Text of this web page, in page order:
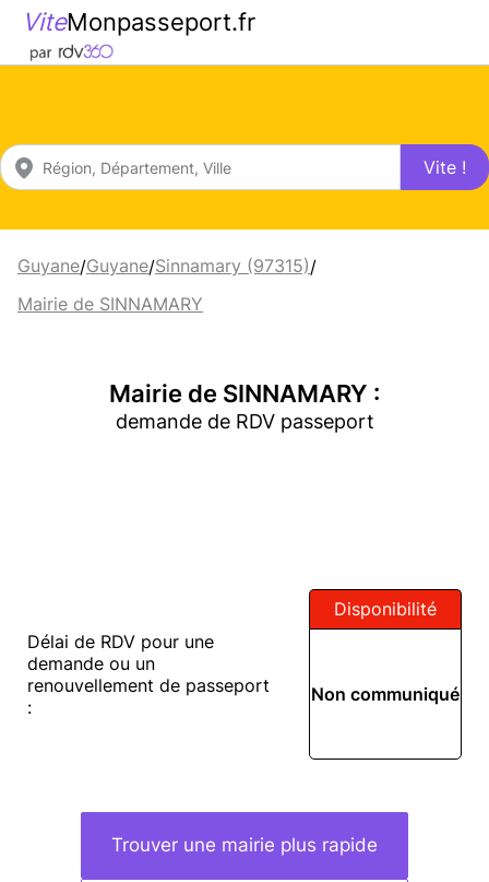
ViteMonpasseport.fr
Vite !
Guyane/Guyane/Sinnamary (97315)/
Mairie de SINNAMARY
Mairie de SINNAMARY :
demande de RDV passeport
Délai de RDV pour une
demande ou un
renouvellement de passeport
:
Disponibilité
Non communiqué
Trouver une mairie plus rapide